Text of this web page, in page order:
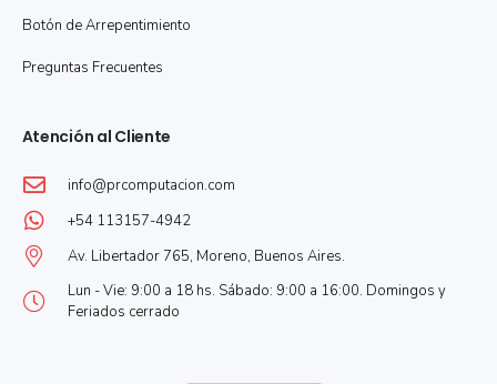
Botón de Arrepentimiento
Preguntas Frecuentes
Atención al Cliente
info@prcomputacion.com
+54 113157-4942
Av. Libertador 765, Moreno, Buenos Aires.
Lun - Vie: 9:00 a 18 hs. Sábado: 9:00 a 16:00. Domingos y
Feriados cerrado